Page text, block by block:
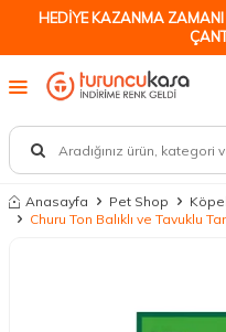
HEDİYE KAZANMA ZAMANI
Anasayfa Pet Shop
Churu Ton Balıklı ve Tavuklu